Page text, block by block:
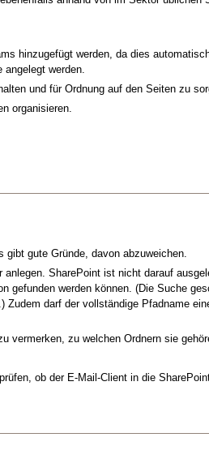
hinzugefügt werden, da dies
werden.
und für Ordnung auf den Seiten zu
organisieren.
gibt gute Gründe, davon abzuweichen.
SharePoint ist nicht darauf
gefunden werden können. (Die Suche
Zudem darf der vollständige Pfadname
vermerken, zu welchen Ordnern sie
ob der E-Mail-Client in die